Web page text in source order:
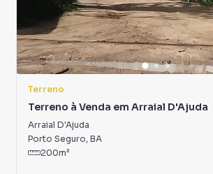
pavimentação total com piso
revestidas com grama e praças com
Terreno para Venda em região
Condomínio Jardim Fazenda, em
encontrou o que procurava ou deseja
sobre Terreno em Trancoso? Entre em
equipe pelo telefone (33) 99981-7141.
Terreno
Terreno à Venda em Arraial D'Ajuda
Arraial D'Ajuda
Porto Seguro, BA
200m²